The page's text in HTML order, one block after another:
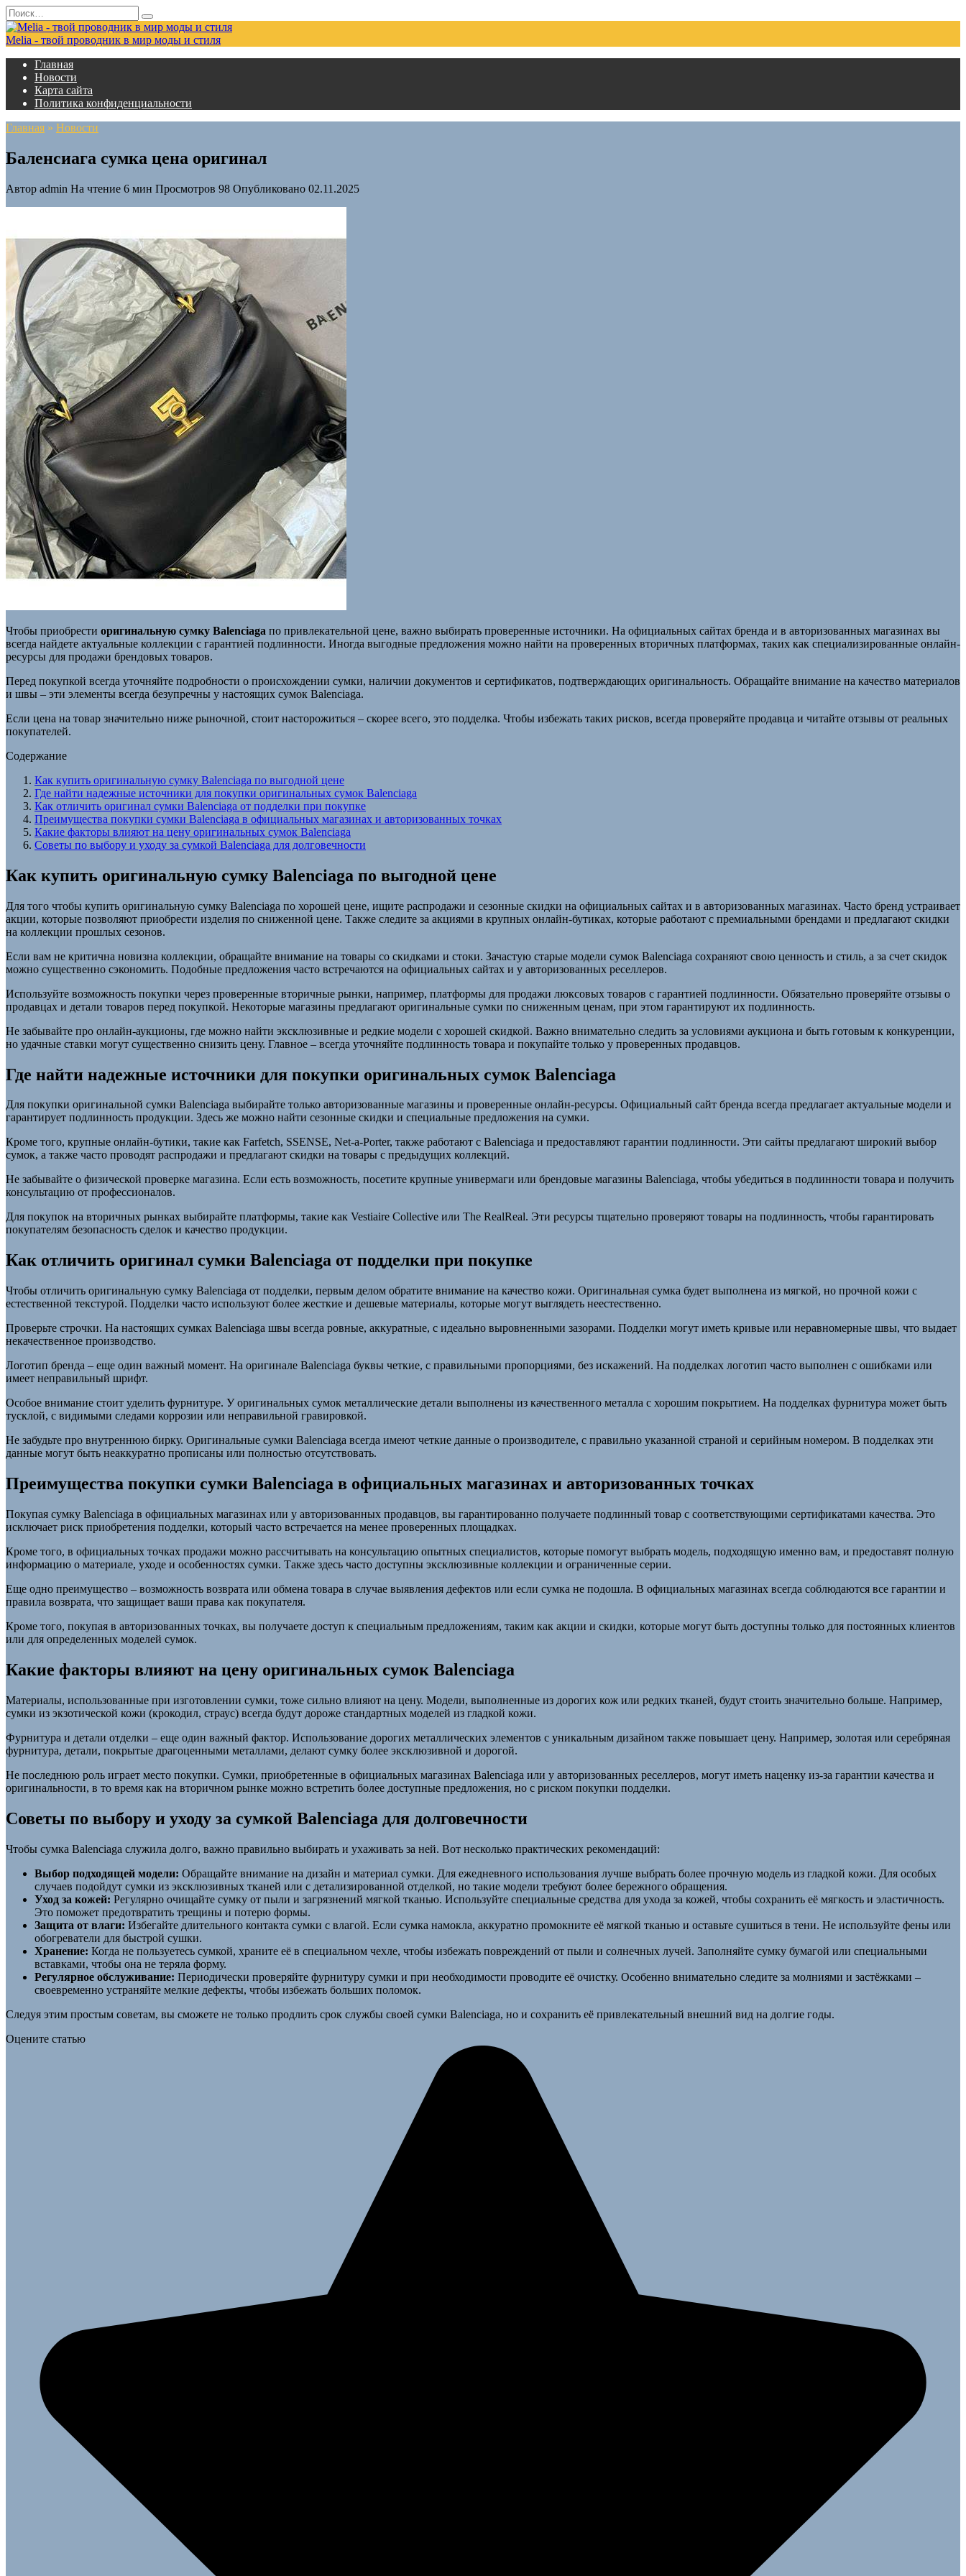
Перейти
к
содержанию
Search
for:
Melia - твой проводник в мир моды и стиля
Главная
Новости
Карта сайта
Политика конфиденциальности
Главная » Новости
Баленсиага сумка цена оригинал
Автор admin На чтение 6 мин Просмотров 98 Опубликовано 02.11.2025
Чтобы приобрести оригинальную сумку Balenciaga по привлекательной цене, важно выбирать проверенные источники. На официальных сайтах бренда и в авторизованных магазинах вы
всегда найдете актуальные коллекции с гарантией подлинности. Иногда выгодные предложения можно найти на проверенных вторичных платформах, таких как специализированные онлайн-
ресурсы для продажи брендовых товаров.
Перед покупкой всегда уточняйте подробности о происхождении сумки, наличии документов и сертификатов, подтверждающих оригинальность. Обращайте внимание на качество материалов
и швы – эти элементы всегда безупречны у настоящих сумок Balenciaga.
Если цена на товар значительно ниже рыночной, стоит насторожиться – скорее всего, это подделка. Чтобы избежать таких рисков, всегда проверяйте продавца и читайте отзывы от реальных
покупателей.
Содержание
Как купить оригинальную сумку Balenciaga по выгодной цене
Где найти надежные источники для покупки оригинальных сумок Balenciaga
Как отличить оригинал сумки Balenciaga от подделки при покупке
Преимущества покупки сумки Balenciaga в официальных магазинах и авторизованных точках
Какие факторы влияют на цену оригинальных сумок Balenciaga
Советы по выбору и уходу за сумкой Balenciaga для долговечности
Как купить оригинальную сумку Balenciaga по выгодной цене
Для того чтобы купить оригинальную сумку Balenciaga по хорошей цене, ищите распродажи и сезонные скидки на официальных сайтах и в авторизованных магазинах. Часто бренд устраивает
акции, которые позволяют приобрести изделия по сниженной цене. Также следите за акциями в крупных онлайн-бутиках, которые работают с премиальными брендами и предлагают скидки
на коллекции прошлых сезонов.
Если вам не критична новизна коллекции, обращайте внимание на товары со скидками и стоки. Зачастую старые модели сумок Balenciaga сохраняют свою ценность и стиль, а за счет скидок
можно существенно сэкономить. Подобные предложения часто встречаются на официальных сайтах и у авторизованных реселлеров.
Используйте возможность покупки через проверенные вторичные рынки, например, платформы для продажи люксовых товаров с гарантией подлинности. Обязательно проверяйте отзывы о
продавцах и детали товаров перед покупкой. Некоторые магазины предлагают оригинальные сумки по сниженным ценам, при этом гарантируют их подлинность.
Не забывайте про онлайн-аукционы, где можно найти эксклюзивные и редкие модели с хорошей скидкой. Важно внимательно следить за условиями аукциона и быть готовым к конкуренции,
но удачные ставки могут существенно снизить цену. Главное – всегда уточняйте подлинность товара и покупайте только у проверенных продавцов.
Где найти надежные источники для покупки оригинальных сумок Balenciaga
Для покупки оригинальной сумки Balenciaga выбирайте только авторизованные магазины и проверенные онлайн-ресурсы. Официальный сайт бренда всегда предлагает актуальные модели и
гарантирует подлинность продукции. Здесь же можно найти сезонные скидки и специальные предложения на сумки.
Кроме того, крупные онлайн-бутики, такие как Farfetch, SSENSE, Net-a-Porter, также работают с Balenciaga и предоставляют гарантии подлинности. Эти сайты предлагают широкий выбор
сумок, а также часто проводят распродажи и предлагают скидки на товары с предыдущих коллекций.
Не забывайте о физической проверке магазина. Если есть возможность, посетите крупные универмаги или брендовые магазины Balenciaga, чтобы убедиться в подлинности товара и получить
консультацию от профессионалов.
Для покупок на вторичных рынках выбирайте платформы, такие как Vestiaire Collective или The RealReal. Эти ресурсы тщательно проверяют товары на подлинность, чтобы гарантировать
покупателям безопасность сделок и качество продукции.
Как отличить оригинал сумки Balenciaga от подделки при покупке
Чтобы отличить оригинальную сумку Balenciaga от подделки, первым делом обратите внимание на качество кожи. Оригинальная сумка будет выполнена из мягкой, но прочной кожи с
естественной текстурой. Подделки часто используют более жесткие и дешевые материалы, которые могут выглядеть неестественно.
Проверьте строчки. На настоящих сумках Balenciaga швы всегда ровные, аккуратные, с идеально выровненными зазорами. Подделки могут иметь кривые или неравномерные швы, что выдает
некачественное производство.
Логотип бренда – еще один важный момент. На оригинале Balenciaga буквы четкие, с правильными пропорциями, без искажений. На подделках логотип часто выполнен с ошибками или
имеет неправильный шрифт.
Особое внимание стоит уделить фурнитуре. У оригинальных сумок металлические детали выполнены из качественного металла с хорошим покрытием. На подделках фурнитура может быть
тусклой, с видимыми следами коррозии или неправильной гравировкой.
Не забудьте про внутреннюю бирку. Оригинальные сумки Balenciaga всегда имеют четкие данные о производителе, с правильно указанной страной и серийным номером. В подделках эти
данные могут быть неаккуратно прописаны или полностью отсутствовать.
Преимущества покупки сумки Balenciaga в официальных магазинах и авторизованных точках
Покупая сумку Balenciaga в официальных магазинах или у авторизованных продавцов, вы гарантированно получаете подлинный товар с соответствующими сертификатами качества. Это
исключает риск приобретения подделки, который часто встречается на менее проверенных площадках.
Кроме того, в официальных точках продажи можно рассчитывать на консультацию опытных специалистов, которые помогут выбрать модель, подходящую именно вам, и предоставят полную
информацию о материале, уходе и особенностях сумки. Также здесь часто доступны эксклюзивные коллекции и ограниченные серии.
Еще одно преимущество – возможность возврата или обмена товара в случае выявления дефектов или если сумка не подошла. В официальных магазинах всегда соблюдаются все гарантии и
правила возврата, что защищает ваши права как покупателя.
Кроме того, покупая в авторизованных точках, вы получаете доступ к специальным предложениям, таким как акции и скидки, которые могут быть доступны только для постоянных клиентов
или для определенных моделей сумок.
Какие факторы влияют на цену оригинальных сумок Balenciaga
Материалы, использованные при изготовлении сумки, тоже сильно влияют на цену. Модели, выполненные из дорогих кож или редких тканей, будут стоить значительно больше. Например,
сумки из экзотической кожи (крокодил, страус) всегда будут дороже стандартных моделей из гладкой кожи.
Фурнитура и детали отделки – еще один важный фактор. Использование дорогих металлических элементов с уникальным дизайном также повышает цену. Например, золотая или серебряная
фурнитура, детали, покрытые драгоценными металлами, делают сумку более эксклюзивной и дорогой.
Не последнюю роль играет место покупки. Сумки, приобретенные в официальных магазинах Balenciaga или у авторизованных реселлеров, могут иметь наценку из-за гарантии качества и
оригинальности, в то время как на вторичном рынке можно встретить более доступные предложения, но с риском покупки подделки.
Советы по выбору и уходу за сумкой Balenciaga для долговечности
Чтобы сумка Balenciaga служила долго, важно правильно выбирать и ухаживать за ней. Вот несколько практических рекомендаций:
Выбор подходящей модели: Обращайте внимание на дизайн и материал сумки. Для ежедневного использования лучше выбрать более прочную модель из гладкой кожи. Для особых
случаев подойдут сумки из эксклюзивных тканей или с детализированной отделкой, но такие модели требуют более бережного обращения.
Уход за кожей: Регулярно очищайте сумку от пыли и загрязнений мягкой тканью. Используйте специальные средства для ухода за кожей, чтобы сохранить её мягкость и эластичность.
Это поможет предотвратить трещины и потерю формы.
Защита от влаги: Избегайте длительного контакта сумки с влагой. Если сумка намокла, аккуратно промокните её мягкой тканью и оставьте сушиться в тени. Не используйте фены или
обогреватели для быстрой сушки.
Хранение: Когда не пользуетесь сумкой, храните её в специальном чехле, чтобы избежать повреждений от пыли и солнечных лучей. Заполняйте сумку бумагой или специальными
вставками, чтобы она не теряла форму.
Регулярное обслуживание: Периодически проверяйте фурнитуру сумки и при необходимости проводите её очистку. Особенно внимательно следите за молниями и застёжками –
своевременно устраняйте мелкие дефекты, чтобы избежать больших поломок.
Следуя этим простым советам, вы сможете не только продлить срок службы своей сумки Balenciaga, но и сохранить её привлекательный внешний вид на долгие годы.
Оцените статью